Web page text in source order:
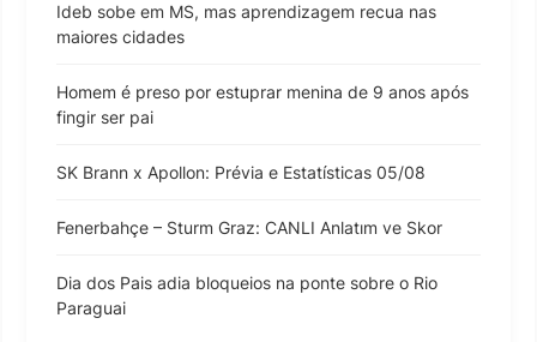
Ideb sobe em MS, mas aprendizagem recua nas
maiores cidades
Homem é preso por estuprar menina de 9 anos após
fingir ser pai
SK Brann x Apollon: Prévia e Estatísticas 05/08
Fenerbahçe – Sturm Graz: CANLI Anlatım ve Skor
Dia dos Pais adia bloqueios na ponte sobre o Rio
Paraguai